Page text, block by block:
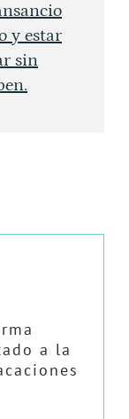
y estar
sin
a la